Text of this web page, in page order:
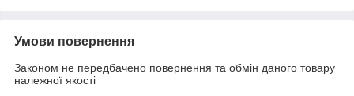
Умови повернення
Законом не передбачено повернення та обмін даного товару
належної якості